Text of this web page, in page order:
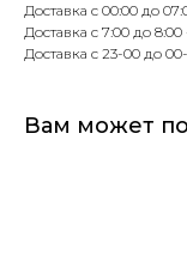
Доставка с 00:00 до
Доставка с 7:00 до
Доставка с 23-00 до
Вам может